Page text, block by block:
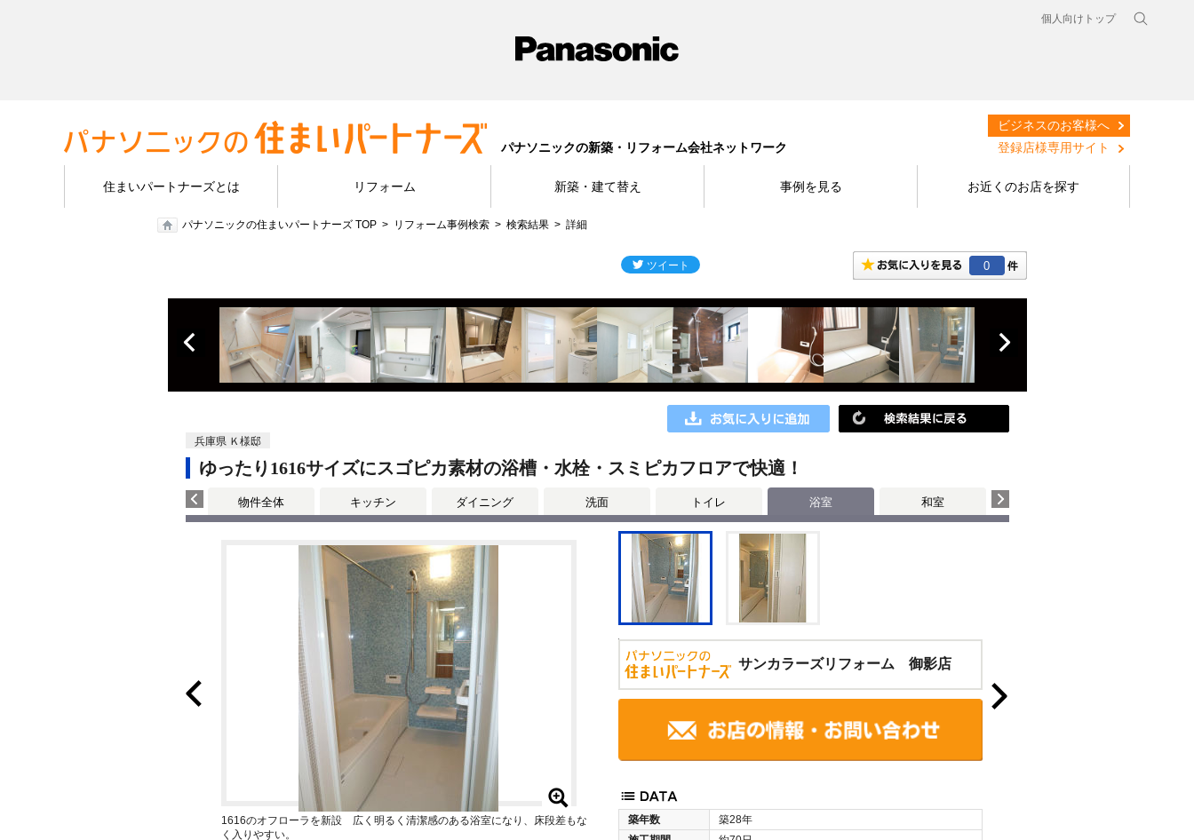
個人向けトップ
パナソニックの新築・リフォーム会社ネットワーク
ビジネスのお客様へ
登録店様専用サイト
住まいパートナーズとは リフォーム 新築・建て替え 事例を見る お近くのお店を探す
パナソニックの住まいパートナーズ TOP リフォーム事例検索 検索結果 詳細
0
兵庫県 Ｋ様邸
ゆったり1616サイズにスゴピカ素材の浴槽・水栓・スミピカフロアで快適！
物件全体 キッチン ダイニング 洗面 トイレ 浴室 和室
サンカラーズリフォーム 御影店
築年数
築28年
1616のオフローラを新設 広く明るく清潔感のある浴室になり、床段差もな
く入りやすい。